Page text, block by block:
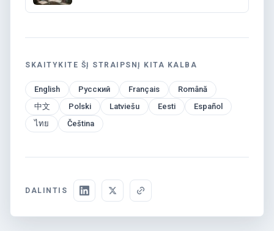
SKAITYKITE ŠĮ STRAIPSNĮ KITA KALBA
English Русский Français
Română
中文
Polski Latviešu Eesti
Español
ไทย
Čeština
DALINTIS